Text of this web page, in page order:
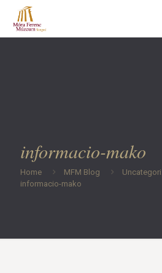
informacio-mako
Home MFM Blog
informacio-mako